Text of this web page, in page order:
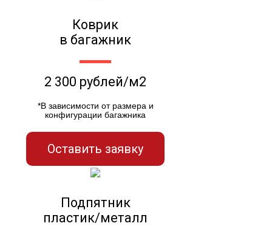
Коврик
в багажник
2 300 рублей/м2
*В зависимости от размера и
конфигурации багажника
Оставить заявку
Подпятник
пластик/металл